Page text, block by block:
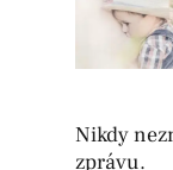
Nikdy
zprávu.